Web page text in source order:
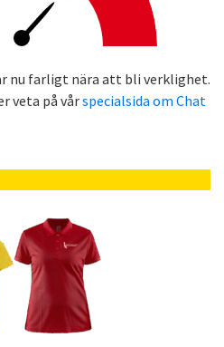
nu farligt nära att bli verklighet.
veta på vårspecialsida om Chat